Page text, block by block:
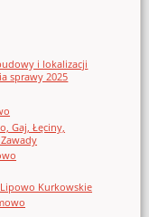
i lokalizacji
sprawy 2025
Gaj, Łęciny,
Kurkowskie